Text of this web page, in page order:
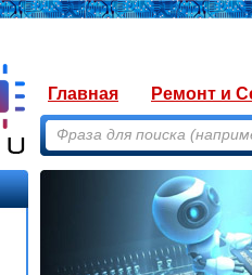
Главная Ремонт и